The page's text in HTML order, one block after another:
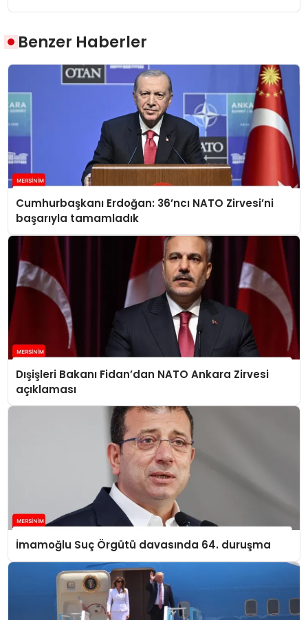
Benzer Haberler
Cumhurbaşkanı Erdoğan: 36’ncı NATO Zirvesi’ni
başarıyla tamamladık
Dışişleri Bakanı Fidan’dan NATO Ankara Zirvesi
açıklaması
İmamoğlu Suç Örgütü davasında 64. duruşma